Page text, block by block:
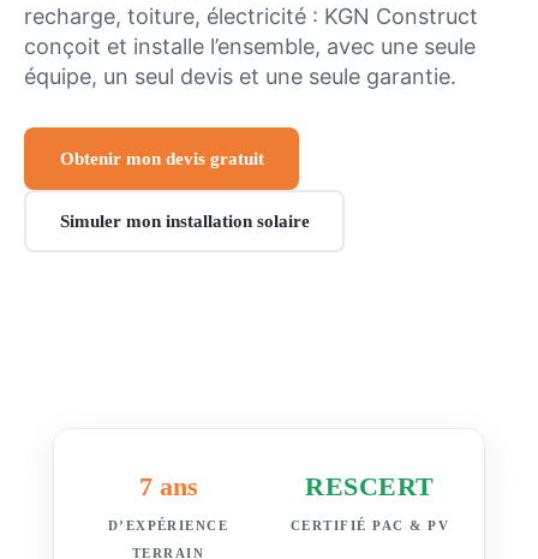
recharge, toiture, électricité : KGN Construct
conçoit et installe l’ensemble, avec une seule
équipe, un seul devis et une seule garantie.
Obtenir mon devis gratuit
Simuler mon installation solaire
7 ans
D’EXPÉRIENCE
TERRAIN
RESCERT
CERTIFIÉ PAC & PV